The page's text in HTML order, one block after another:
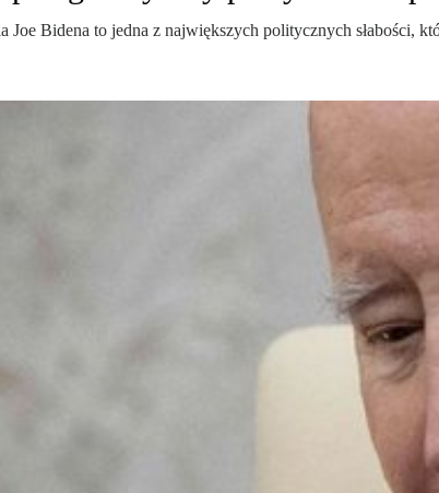
Bidena to jedna z największych politycznych słabości,